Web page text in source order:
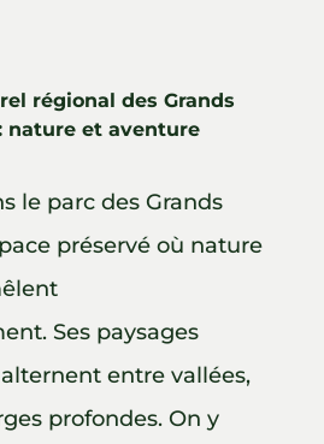
régional des Grands
nature et aventure
le parc des Grands
préservé où nature
Ses paysages
entre vallées,
profondes. On y